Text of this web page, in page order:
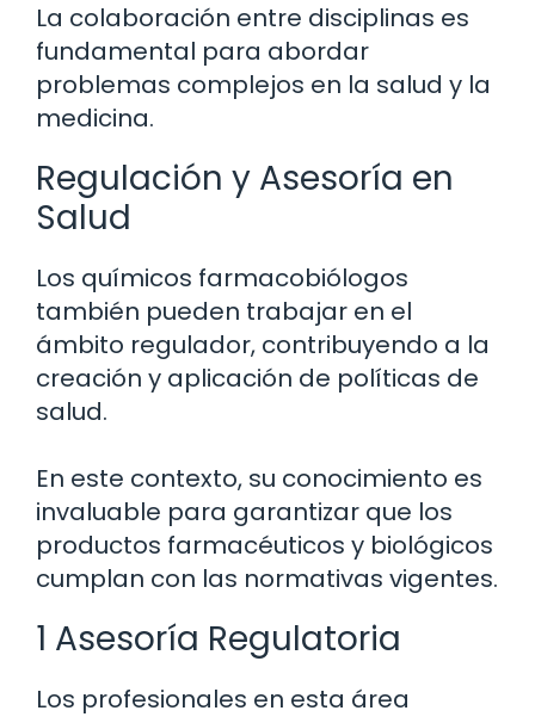
La colaboración entre disciplinas es
fundamental para abordar
problemas complejos en la salud y la
medicina.
Regulación y Asesoría en
Salud
Los químicos farmacobiólogos
también pueden trabajar en el
ámbito regulador, contribuyendo a la
creación y aplicación de políticas de
salud.
En este contexto, su conocimiento es
invaluable para garantizar que los
productos farmacéuticos y biológicos
cumplan con las normativas vigentes.
1 Asesoría Regulatoria
Los profesionales en esta área